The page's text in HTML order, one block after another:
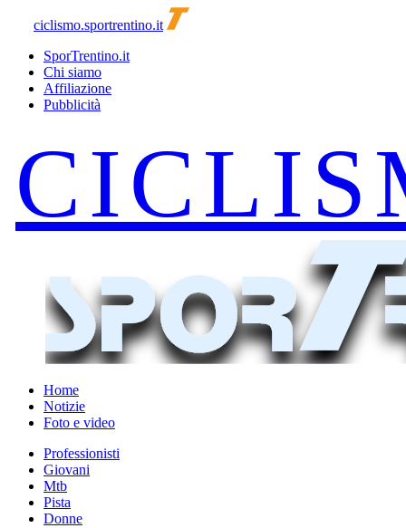
ciclismo.sportrentino.it
SporTrentino.it
Chi siamo
Affiliazione
Pubblicità
Home
Notizie
Foto e video
Professionisti
Giovani
Mtb
Pista
Donne